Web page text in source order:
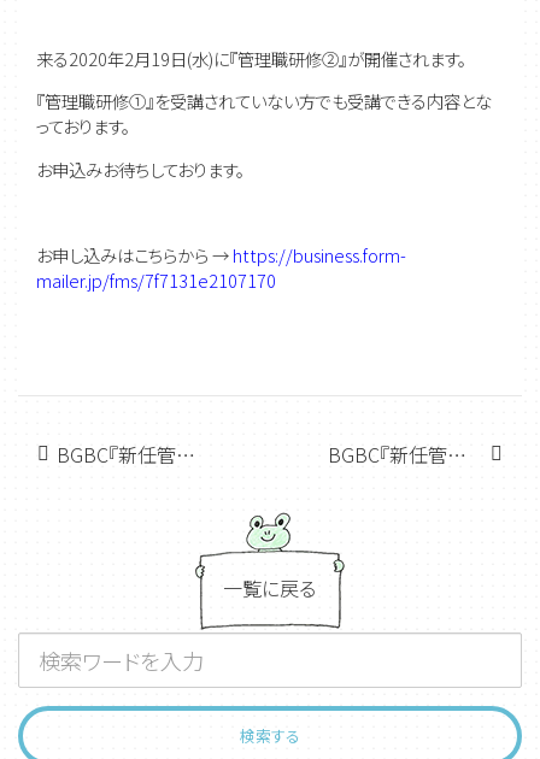
来る2020年2月19日(水)に『管理職研修②』が開催されます。
『管理職研修①』を受講されていない方でも受講できる内容とな
っております。
お申込みお待ちしております。
お申し込みはこちらから → https://business.form-
mailer.jp/fms/7f7131e2107170
BGBC『新任管理者研修②』開催しました! BGBC『新任管理者研修①』開催しました。
一覧に戻る